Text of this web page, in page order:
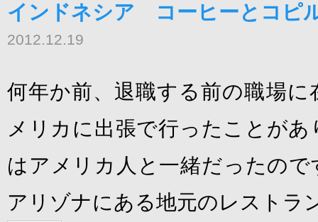
インドネシア コーヒーとコピ
2012.12.19
何年か前、退職する前の職場
メリカに出張で行ったことが
はアメリカ人と一緒だったの
アリゾナにある地元のレストラ